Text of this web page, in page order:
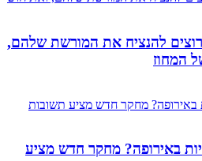
רוצים להנציח את המורשת שלהם,
המחוז
באירופה? מחקר חדש מציע